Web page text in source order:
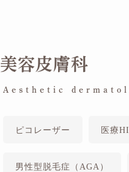
美容皮膚科
Aesthetic
ピコレーザー 医療
男性型脱毛症（AGA）